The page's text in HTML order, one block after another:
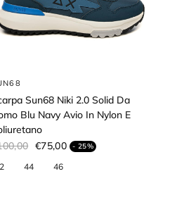
Sun68 Niki 2.0 Solid Da
Blu Navy Avio In Nylon E
€75,00 - 25%